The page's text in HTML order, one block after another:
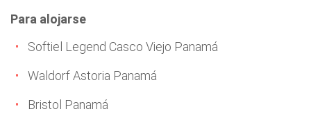
Para alojarse
Softiel Legend Casco Viejo Panamá
Waldorf Astoria Panamá
Bristol Panamá